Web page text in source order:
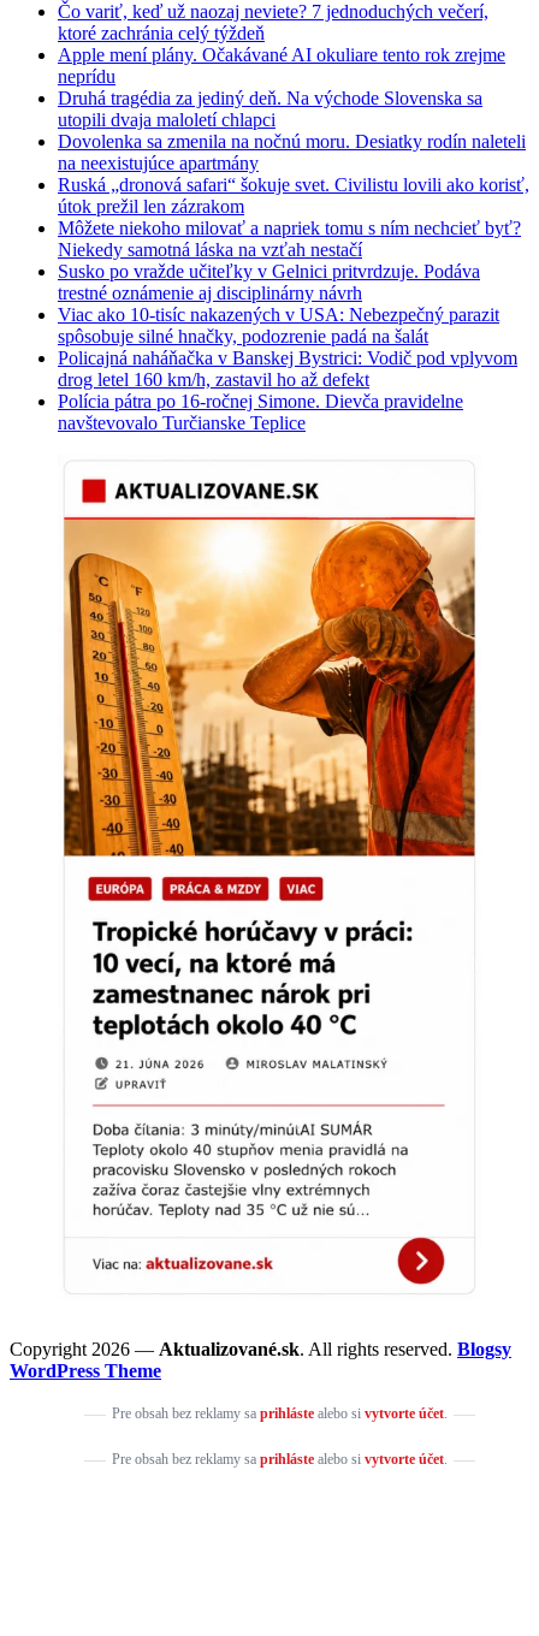
Čo variť, keď už naozaj neviete? 7 jednoduchých večerí,
ktoré zachránia celý týždeň
Apple mení plány. Očakávané AI okuliare tento rok zrejme
neprídu
Druhá tragédia za jediný deň. Na východe Slovenska sa
utopili dvaja maloletí chlapci
Dovolenka sa zmenila na nočnú moru. Desiatky rodín naleteli
na neexistujúce apartmány
Ruská „dronová safari“ šokuje svet. Civilistu lovili ako korisť,
útok prežil len zázrakom
Môžete niekoho milovať a napriek tomu s ním nechcieť byť?
Niekedy samotná láska na vzťah nestačí
Susko po vražde učiteľky v Gelnici pritvrdzuje. Podáva
trestné oznámenie aj disciplinárny návrh
Viac ako 10-tisíc nakazených v USA: Nebezpečný parazit
spôsobuje silné hnačky, podozrenie padá na šalát
Policajná naháňačka v Banskej Bystrici: Vodič pod vplyvom
drog letel 160 km/h, zastavil ho až defekt
Polícia pátra po 16-ročnej Simone. Dievča pravidelne
navštevovalo Turčianske Teplice
Copyright 2026 — Aktualizované.sk. All rights reserved. Blogsy
WordPress Theme
Pre obsah bez reklamy sa prihlástealebo si vytvorte účet.